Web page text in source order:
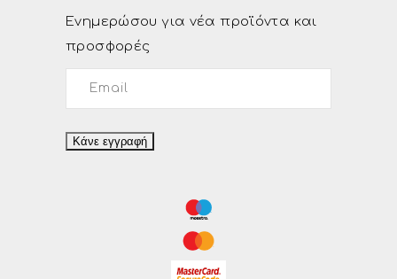
Ενημερώσου για νέα προϊόντα και
προσφορές